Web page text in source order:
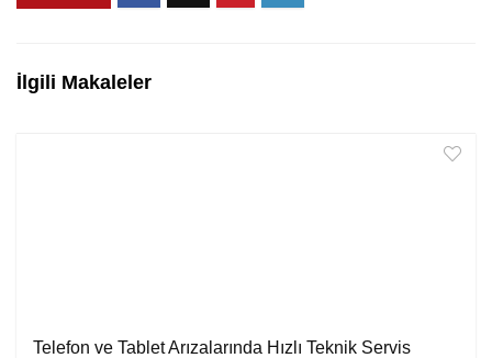
İlgili Makaleler
Telefon ve Tablet Arızalarında Hızlı Teknik Servis